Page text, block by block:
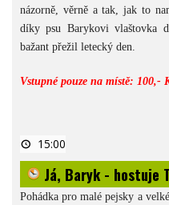
názorně, věrně a tak, jak to
díky psu Barykovi vlaštovka
bažant přežil letecký den.
Vstupné pouze na místě: 100,-
Já,
Baryk
-
hostuje
Týbrďo
divadlo
15:00
Já, Baryk - hostuje
Pohádka pro malé pejsky a